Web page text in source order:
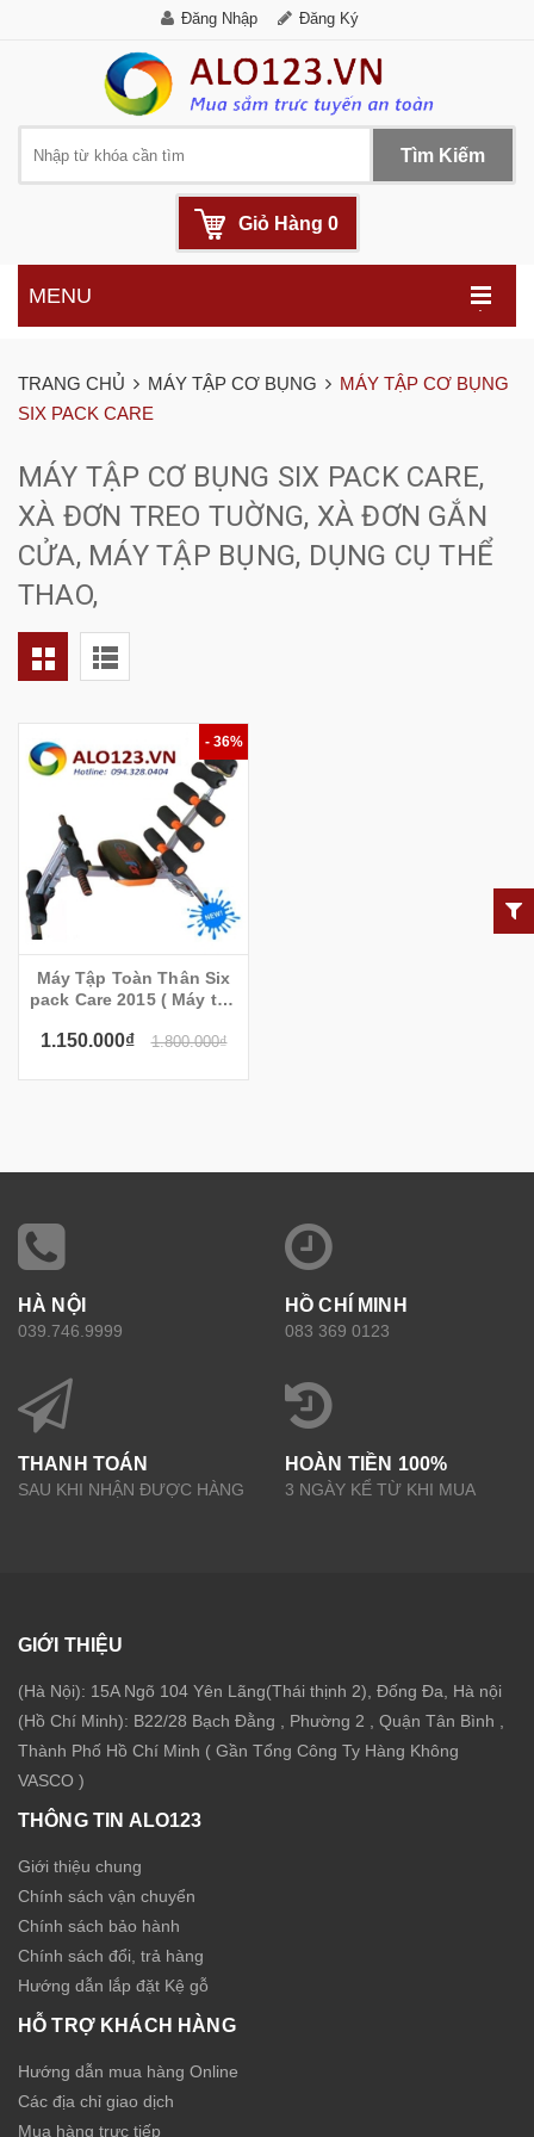
Đăng Nhập Đăng Ký
Tìm Kiếm
Giỏ Hàng 0
.
MENU
TRANG CHỦ MÁY TẬP CƠ BỤNG
MÁY TẬP CƠ BỤNG
SIX PACK CARE
MÁY TẬP CƠ BỤNG SIX PACK CARE,
XÀ ĐƠN TREO TUỜNG, XÀ ĐƠN GẮN
CỬA, MÁY TẬP BỤNG, DỤNG CỤ THỂ
THAO,
- 36%
Máy Tập Toàn Thân Six
pack Care 2015 ( Máy tập
máy tập cơ bụng tổng
1.150.000₫ 1.800.000₫
HÀ NỘI
039.746.9999
HỒ CHÍ MINH
083 369 0123
THANH TOÁN
SAU KHI NHẬN ĐƯỢC HÀNG
HOÀN TIỀN 100%
3 NGÀY KỂ TỪ KHI MUA
GIỚI THIỆU
(Hà Nội): 15A Ngõ 104 Yên Lãng(Thái thịnh 2), Đống Đa, Hà nội
(Hồ Chí Minh): B22/28 Bạch Đằng , Phường 2 , Quận Tân Bình ,
Thành Phố Hồ Chí Minh ( Gần Tổng Công Ty Hàng Không
VASCO )
THÔNG TIN ALO123
Giới thiệu chung
Chính sách vận chuyển
Chính sách bảo hành
Chính sách đổi, trả hàng
Hướng dẫn lắp đặt Kệ gỗ
HỖ TRỢ KHÁCH HÀNG
Hướng dẫn mua hàng Online
Các địa chỉ giao dịch
Mua hàng trực tiếp